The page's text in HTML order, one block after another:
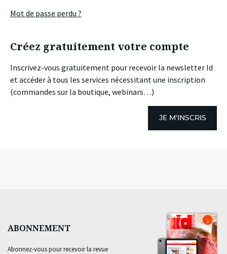
Mot de passe perdu ?
Créez gratuitement votre compte
Inscrivez-vous gratuitement pour recevoir la newsletter Id
et accéder à tous les services nécessitant une inscription
(commandes sur la boutique, webinars…)
JE M'INSCRIS
ABONNEMENT
Abonnez-vous pour recevoir la revue